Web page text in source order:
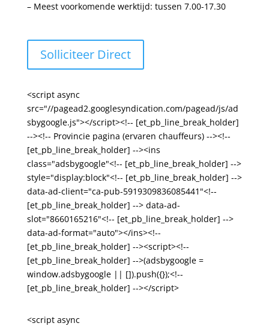
– Meest voorkomende werktijd: tussen 7.00-17.30
Solliciteer Direct
<script async
src="//pagead2.googlesyndication.com/pagead/js/ad
sbygoogle.js"></script><!-- [et_pb_line_break_holder]
--><!-- Provincie pagina (ervaren chauffeurs) --><!--
[et_pb_line_break_holder] --><ins
class="adsbygoogle"<!-- [et_pb_line_break_holder] -->
style="display:block"<!-- [et_pb_line_break_holder] -->
data-ad-client="ca-pub-5919309836085441"<!--
[et_pb_line_break_holder] --> data-ad-
slot="8660165216"<!-- [et_pb_line_break_holder] -->
data-ad-format="auto"></ins><!--
[et_pb_line_break_holder] --><script><!--
[et_pb_line_break_holder] -->(adsbygoogle =
window.adsbygoogle || []).push({});<!--
[et_pb_line_break_holder] --></script>
<script async